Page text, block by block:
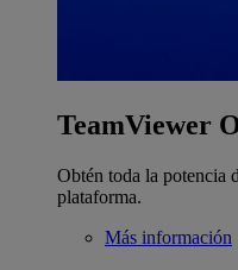
TeamViewer
Obtén toda la potencia
plataforma.
Más información